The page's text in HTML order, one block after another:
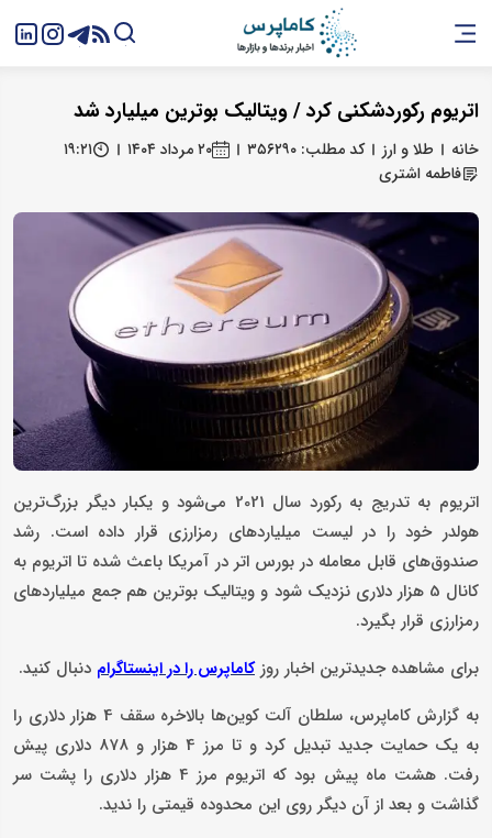
اتریوم رکوردشکنی کرد / ویتالیک بوترین میلیارد شد
خانه طلا و ارز کد مطلب: ۳۵۶۲۹۰ ۲۰ مرداد ۱۴۰۴
۱۹:۲۱
فاطمه اشتری
اتریوم به تدریج به رکورد سال 2021 می‌شود و یکبار دیگر بزرگ‌ترین
هولدر خود را در لیست میلیاردهای رمزارزی قرار داده است. رشد
صندوق‌های قابل معامله در بورس اتر در آمریکا باعث شده تا اتریوم به
کانال 5 هزار دلاری نزدیک شود و ویتالیک بوترین هم جمع میلیاردهای
رمزارزی قرار بگیرد.
برای مشاهده جدیدترین اخبار روزکاماپرس را در اینستاگرام دنبال کنید.
به گزارش کاماپرس، سلطان آلت کوین‌ها بالاخره سقف 4 هزار دلاری را
به یک حمایت جدید تبدیل کرد و تا مرز 4 هزار و 878 دلاری پیش
رفت. هشت ماه پیش بود که اتریوم مرز 4 هزار دلاری را پشت سر
گذاشت و بعد از آن دیگر روی این محدوده قیمتی را ندید.